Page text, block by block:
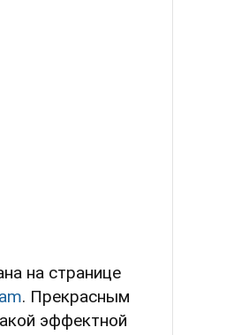
на странице
. Прекрасным
эффектной